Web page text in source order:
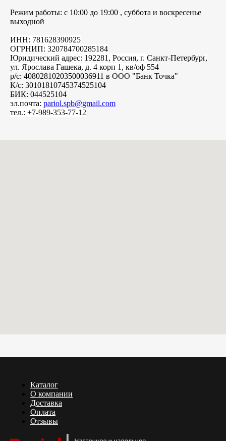
Режим работы: с 10:00 до 19:00 , суббота и воскресенье
выходной
ИНН: 781628390925
ОГРНИП: 320784700285184
Юридический адрес: 192281, Россия, г. Санкт-Петербург,
ул. Ярослава Гашека, д. 4 корп 1, кв/оф 554
р/с: 40802810203500036911 в ООО "Банк Точка"
К/с: 30101810745374525104
БИК: 044525104
эл.почта: pariol.spb@gmail.com
тел.: +7-989-353-77-12
Каталог
О компании
Доставка
Оплата
Отзывы